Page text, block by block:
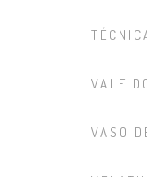
VALE
VASO